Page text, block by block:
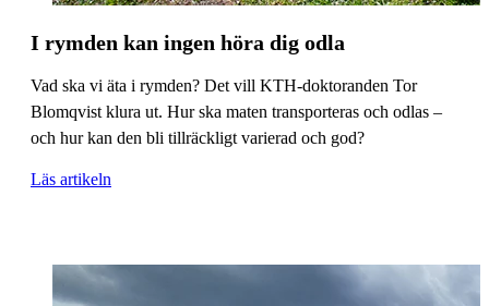
I rymden kan ingen höra dig odla
Vad ska vi äta i rymden? Det vill KTH-doktoranden Tor
Blomqvist klura ut. Hur ska maten transporteras och odlas –
och hur kan den bli tillräckligt varierad och god?
Läs artikeln